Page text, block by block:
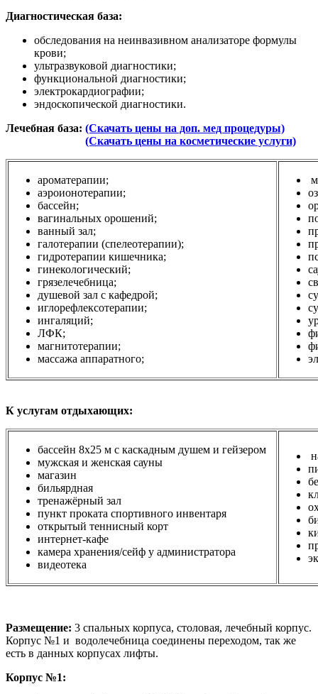
Диагностическая база:
обследования на неинвазивном анализаторе формулы
крови;
ультразвуковой диагностики;
функциональной диагностики;
электрокардиографии;
эндоскопической диагностики.
Лечебная база: (Скачать цены на доп. мед процедуры)
(Скачать цены на косметические услуги)
ароматерапии;
аэроионотерапии;
бассейн;
вагинальных орошений;
ванный зал;
галотерапии (спелеотерапии);
гидротерапии кишечника;
гинекологический;
грязелечебница;
душевой зал с кафедрой;
иглорефлексотерапии;
ингаляций;
ЛФК;
магнитотерапии;
массажа аппаратного;
К услугам отдыхающих:
бассейн 8х25 м с каскадным душем и гейзером
мужская и женская сауны
магазин
бильярдная
тренажёрный зал
пункт проката спортивного инвентаря
открытый теннисный корт
интернет-кафе
камера хранения/сейф у администратора
видеотека
Размещение: 3 спальных корпуса, столовая, лечебный корпус.
Корпус №1 и водолечебница соединены переходом, так же
есть в данных корпусах лифты.
Корпус №1: